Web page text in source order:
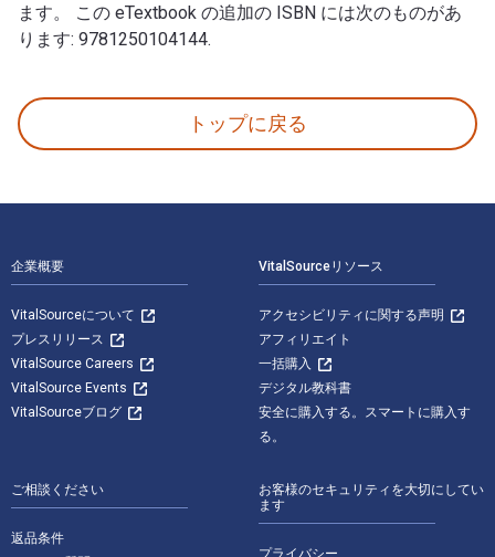
ます。 この eTextbook の追加の ISBN には次のものがあ
ります: 9781250104144.
トップに戻る
企業概要
VitalSourceについて
プレスリリース
VitalSource Careers
VitalSource Events
VitalSourceブログ
VitalSourceリソース
アクセシビリティに関する声明
アフィリエイト
一括購入
デジタル教科書
安全に購入する。スマートに購入す
る。
ご相談ください
返品条件
お客様のセキュリティを大切にしてい
ます
プライバシー